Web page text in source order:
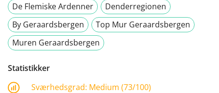
De Flemiske Ardenner
Denderregionen
By Geraardsbergen
Top Mur Geraardsbergen
Muren Geraardsbergen
Statistikker
Sværhedsgrad: Medium (73/100)